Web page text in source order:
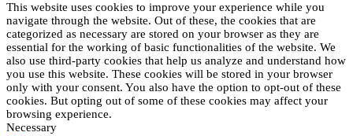
This website uses cookies to improve your experience while you
navigate through the website. Out of these, the cookies that are
categorized as necessary are stored on your browser as they are
essential for the working of basic functionalities of the website. We
also use third-party cookies that help us analyze and understand how
you use this website. These cookies will be stored in your browser
only with your consent. You also have the option to opt-out of these
cookies. But opting out of some of these cookies may affect your
browsing experience.
Necessary